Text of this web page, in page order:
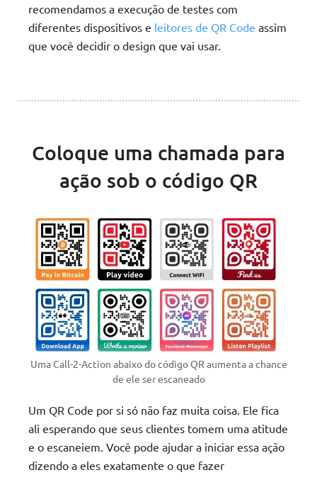
recomendamos a execução de testes com
diferentes dispositivos e leitores de QR Code assim
que você decidir o design que vai usar.
Coloque uma chamada para
ação sob o código QR
Uma Call-2-Action abaixo do código QR aumenta a chance
de ele ser escaneado
Um QR Code por si só não faz muita coisa. Ele fica
ali esperando que seus clientes tomem uma atitude
e o escaneiem. Você pode ajudar a iniciar essa ação
dizendo a eles exatamente o que fazer